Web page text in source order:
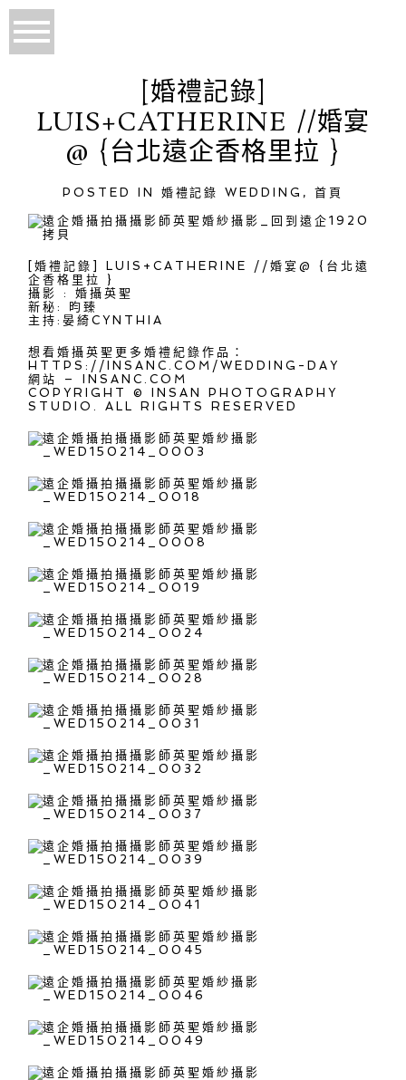
[婚禮記錄]
LUIS+CATHERINE //婚宴
@ {台北遠企香格里拉 }
POSTED IN 婚禮記錄 WEDDING ,首頁
[婚禮記錄] LUIS+CATHERINE //婚宴@ {台北遠
企香格里拉 }
攝影 : 婚攝英聖
新秘: 昀臻
主持:晏綺CYNTHIA
想看婚攝英聖更多婚禮紀錄作品：
HTTPS://INSANC.COM/WEDDING-DAY
網站 – INSANC.COM
COPYRIGHT © INSAN PHOTOGRAPHY
STUDIO. ALL RIGHTS RESERVED